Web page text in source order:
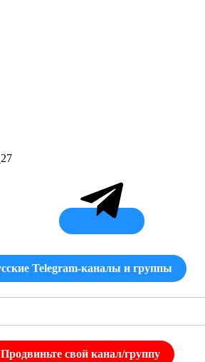
Telegram-каналы и группы
Продвиньте свой канал/группу